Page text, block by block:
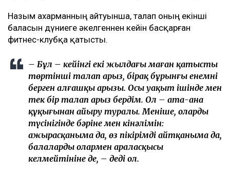
Назым Қахарманның айтуынша, талап оның екінші
баласын дүниеге әкелгеннен кейін басқарған
фитнес-клубқа қатысты.
– Бұл – кейінгі екі жылдағы маған қатысты
төртінші талап арыз, бірақ бұрынғы енемнің
берген алғашқы арызы. Осы уақыт ішінде мен
тек бір талап арыз бердім. Ол – ата-ана
құқығынан айыру туралы. Меніңше, олардың
түсінігінде бәріне мен кінәлімін:
ажырасқаныма да, өз пікірімді айтқаныма да,
балалардың олармен араласқысы
келмейтініне де, – деді ол.